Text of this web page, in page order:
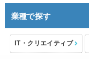
業種で探す
IT・クリエイティブ